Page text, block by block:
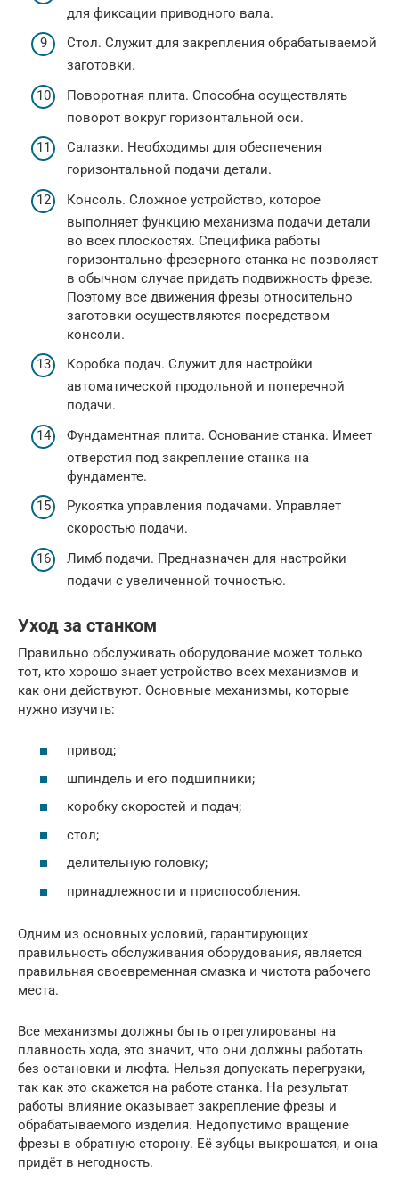
для фиксации приводного вала.
Стол. Служит для закрепления обрабатываемой
заготовки.
Поворотная плита. Способна осуществлять
поворот вокруг горизонтальной оси.
Салазки. Необходимы для обеспечения
горизонтальной подачи детали.
Консоль. Сложное устройство, которое
выполняет функцию механизма подачи детали
во всех плоскостях. Специфика работы
горизонтально-фрезерного станка не позволяет
в обычном случае придать подвижность фрезе.
Поэтому все движения фрезы относительно
заготовки осуществляются посредством
консоли.
Коробка подач. Служит для настройки
автоматической продольной и поперечной
подачи.
Фундаментная плита. Основание станка. Имеет
отверстия под закрепление станка на
фундаменте.
Рукоятка управления подачами. Управляет
скоростью подачи.
Лимб подачи. Предназначен для настройки
подачи с увеличенной точностью.
Уход за станком
Правильно обслуживать оборудование может только
тот, кто хорошо знает устройство всех механизмов и
как они действуют. Основные механизмы, которые
нужно изучить:
привод;
шпиндель и его подшипники;
коробку скоростей и подач;
стол;
делительную головку;
принадлежности и приспособления.
Одним из основных условий, гарантирующих
правильность обслуживания оборудования, является
правильная своевременная смазка и чистота рабочего
места.
Все механизмы должны быть отрегулированы на
плавность хода, это значит, что они должны работать
без остановки и люфта. Нельзя допускать перегрузки,
так как это скажется на работе станка. На результат
работы влияние оказывает закрепление фрезы и
обрабатываемого изделия. Недопустимо вращение
фрезы в обратную сторону. Её зубцы выкрошатся, и она
придёт в негодность.